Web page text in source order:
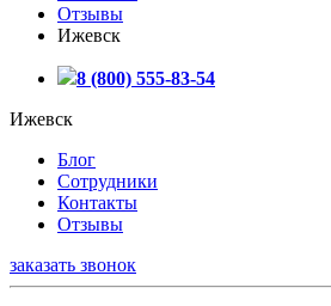
Отзывы
Ижевск
8 (800) 555-83-54
Ижевск
Блог
Сотрудники
Контакты
Отзывы
заказать звонок